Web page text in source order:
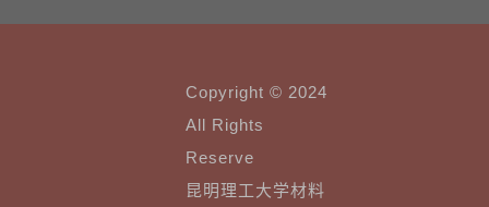
Copyright © 2024
All Rights
Reserve
昆明理工大学材料